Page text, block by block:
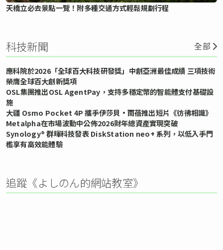
天橋立必去景點一覽！附多種交通方式輕鬆規劃行程
科技新聞 全部
應科院於2026「全球百大科技研發獎」中創亞洲最佳成績 三項技術
榮膺全球百大創新獎項
OSL集團推出OSL AgentPay，支持多穩定幣的智能體支付基礎設
施
大疆 Osmo Pocket 4P 攜手伊莎貝•雨蓓推出短片《彷彿相識》
Metalpha在市場波動中公佈2026財年總資產實現突破
Synology® 群暉科技發表 DiskStation neo+ 系列，以低入手門
檻享有高效能體驗
追蹤《よしのん的網站教室》